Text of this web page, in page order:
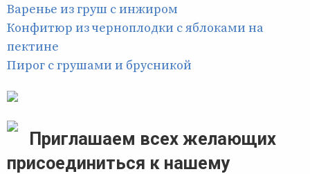
Варенье из груш с инжиром
Конфитюр из черноплодки с яблоками на
пектине
Пирог с грушами и брусникой
Приглашаем всех желающих
присоединиться к нашему